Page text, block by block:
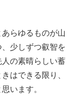
らゆるものが山
少しずつ叡智を
の素晴らしい蓄
はできる限り、
います。